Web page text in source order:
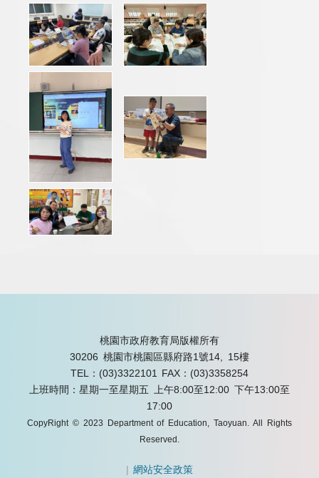
桃園市政府教育局版權所有
30206 桃園市桃園區縣府路1號14, 15樓
TEL：(03)3322101
FAX：(03)3358254
上班時間：星期一至星期五 上午8:00至12:00 下午13:00至
17:00
CopyRight © 2023 Department of Education, Taoyuan. All Rights
Reserved.
|網站安全政策